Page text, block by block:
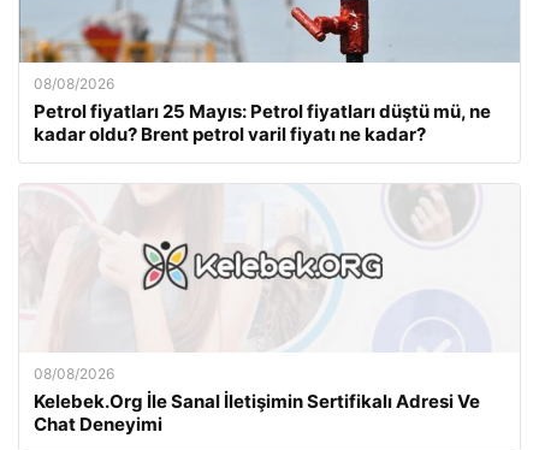
08/08/2026
Petrol fiyatları 25 Mayıs: Petrol fiyatları düştü mü, ne
kadar oldu? Brent petrol varil fiyatı ne kadar?
08/08/2026
Kelebek.Org İle Sanal İletişimin Sertifikalı Adresi Ve
Chat Deneyimi